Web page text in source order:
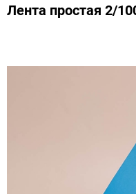
Лента простая 2/